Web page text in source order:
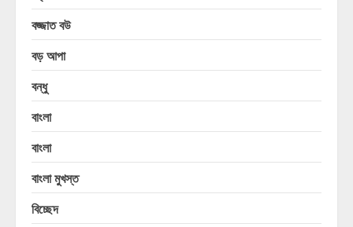
বজ্জাত বউ
বড় আপা
বন্ধু
বাংলা
বাংলা
বাংলা মুখস্ত
বিচ্ছেদ